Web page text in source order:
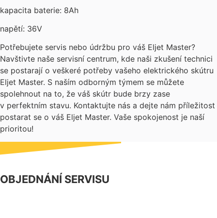
kapacita baterie: 8Ah
napětí: 36V
Potřebujete servis nebo údržbu pro váš Eljet Master?
Navštivte naše servisní centrum, kde naši zkušení technici
se postarají o veškeré potřeby vašeho elektrického skútru
Eljet Master. S naším odborným týmem se můžete
spolehnout na to, že váš skútr bude brzy zase
v perfektním stavu. Kontaktujte nás a dejte nám příležitost
postarat se o váš Eljet Master. Vaše spokojenost je naší
prioritou!
OBJEDNÁNÍ SERVISU